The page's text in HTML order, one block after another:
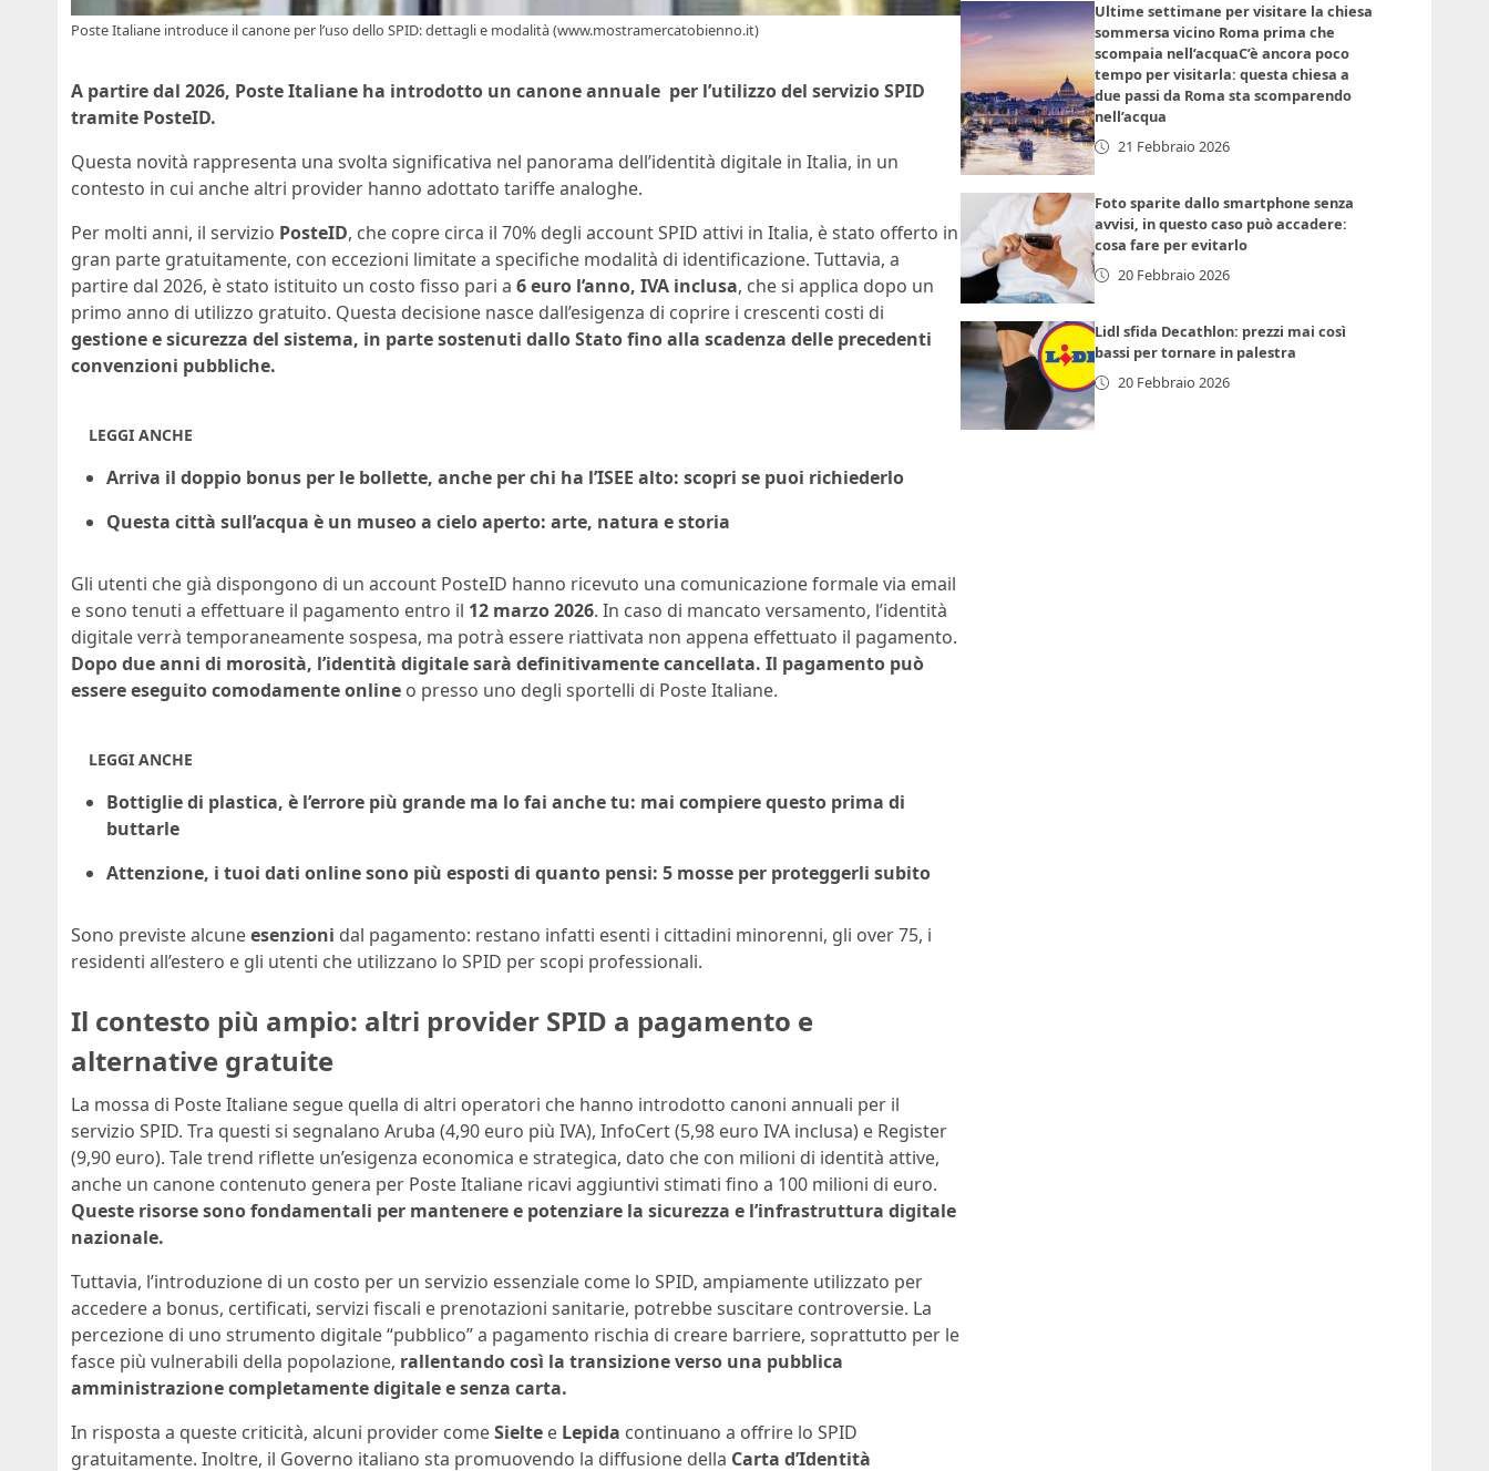
Poste Italiane introduce il canone per l’uso dello SPID: dettagli e modalità (www.mostramercatobienno.it)
A partire dal 2026, Poste Italiane ha introdotto un canone annuale per l’utilizzo del servizio SPID
tramite PosteID.
Questa novità rappresenta una svolta significativa nel panorama dell’identità digitale in Italia, in un
contesto in cui anche altri provider hanno adottato tariffe analoghe.
Per molti anni, il servizio PosteID, che copre circa il 70% degli account SPID attivi in Italia, è stato offerto in
gran parte gratuitamente, con eccezioni limitate a specifiche modalità di identificazione. Tuttavia, a
partire dal 2026, è stato istituito un costo fisso pari a 6 euro l’anno, IVA inclusa, che si applica dopo un
primo anno di utilizzo gratuito. Questa decisione nasce dall’esigenza di coprire i crescenti costi di
gestione e sicurezza del sistema, in parte sostenuti dallo Stato fino alla scadenza delle precedenti
convenzioni pubbliche.
LEGGI ANCHE
Arriva il doppio bonus per le bollette, anche per chi ha l’ISEE alto: scopri se puoi richiederlo
Questa città sull’acqua è un museo a cielo aperto: arte, natura e storia
Gli utenti che già dispongono di un account PosteID hanno ricevuto una comunicazione formale via email
e sono tenuti a effettuare il pagamento entro il 12 marzo 2026. In caso di mancato versamento, l’identità
digitale verrà temporaneamente sospesa, ma potrà essere riattivata non appena effettuato il pagamento.
Dopo due anni di morosità, l’identità digitale sarà definitivamente cancellata. Il pagamento può
essere eseguito comodamente online o presso uno degli sportelli di Poste Italiane.
LEGGI ANCHE
Bottiglie di plastica, è l’errore più grande ma lo fai anche tu: mai compiere questo prima di
buttarle
Attenzione, i tuoi dati online sono più esposti di quanto pensi: 5 mosse per proteggerli subito
Sono previste alcuneesenzioni dal pagamento: restano infatti esenti i cittadini minorenni, gli over 75, i
residenti all’estero e gli utenti che utilizzano lo SPID per scopi professionali.
Il contesto più ampio: altri provider SPID a pagamento e
alternative gratuite
La mossa di Poste Italiane segue quella di altri operatori che hanno introdotto canoni annuali per il
servizio SPID. Tra questi si segnalano Aruba (4,90 euro più IVA), InfoCert (5,98 euro IVA inclusa) e Register
(9,90 euro). Tale trend riflette un’esigenza economica e strategica, dato che con milioni di identità attive,
anche un canone contenuto genera per Poste Italiane ricavi aggiuntivi stimati fino a 100 milioni di euro.
Queste risorse sono fondamentali per mantenere e potenziare la sicurezza e l’infrastruttura digitale
nazionale.
Tuttavia, l’introduzione di un costo per un servizio essenziale come lo SPID, ampiamente utilizzato per
accedere a bonus, certificati, servizi fiscali e prenotazioni sanitarie, potrebbe suscitare controversie. La
percezione di uno strumento digitale “pubblico” a pagamento rischia di creare barriere, soprattutto per le
fasce più vulnerabili della popolazione, rallentando così la transizione verso una pubblica
amministrazione completamente digitale e senza carta.
In risposta a queste criticità, alcuni provider comeSielte e Lepida continuano a offrire lo SPID
gratuitamente. Inoltre, il Governo italiano sta promuovendo la diffusione della Carta d’Identità
Ultime settimane per visitare la chiesa
sommersa vicino Roma prima che
scompaia nell’acquaC’è ancora poco
tempo per visitarla: questa chiesa a
due passi da Roma sta scomparendo
nell’acqua
21 Febbraio 2026
Foto sparite dallo smartphone senza
avvisi, in questo caso può accadere:
cosa fare per evitarlo
20 Febbraio 2026
Lidl sfida Decathlon: prezzi mai così
bassi per tornare in palestra
20 Febbraio 2026